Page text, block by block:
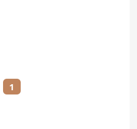
1